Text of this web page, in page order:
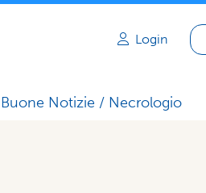
Login
Buone Notizie / Necrologio